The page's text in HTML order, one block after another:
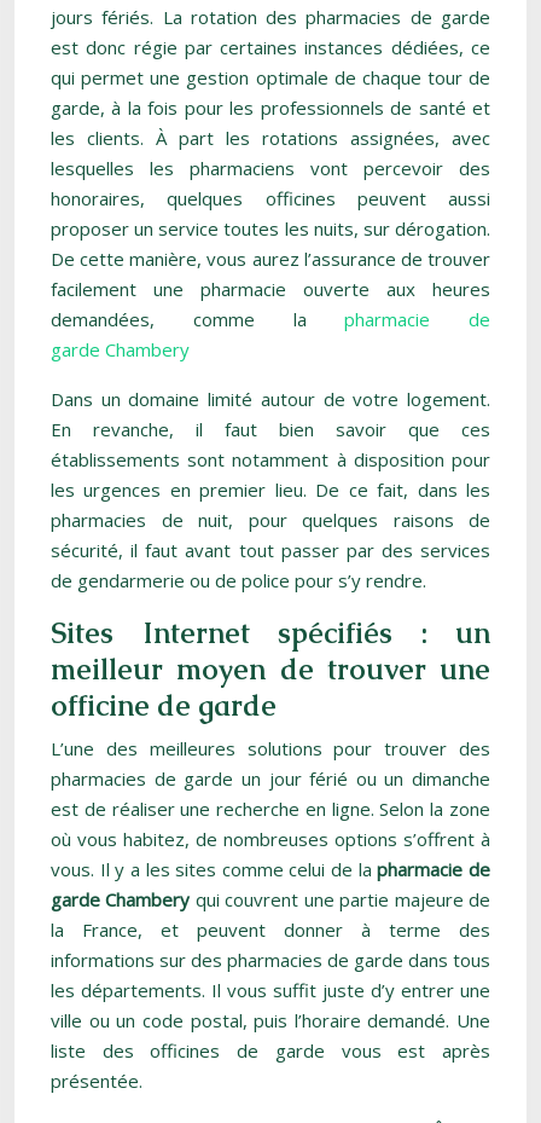
jours fériés. La rotation des pharmacies de garde
est donc régie par certaines instances dédiées, ce
qui permet une gestion optimale de chaque tour de
garde, à la fois pour les professionnels de santé et
les clients. À part les rotations assignées, avec
lesquelles les pharmaciens vont percevoir des
honoraires, quelques officines peuvent aussi
proposer un service toutes les nuits, sur dérogation.
De cette manière, vous aurez l’assurance de trouver
facilement une pharmacie ouverte aux heures
demandées, comme lapharmacie de
garde Chambery
Dans un domaine limité autour de votre logement.
En revanche, il faut bien savoir que ces
établissements sont notamment à disposition pour
les urgences en premier lieu. De ce fait, dans les
pharmacies de nuit, pour quelques raisons de
sécurité, il faut avant tout passer par des services
de gendarmerie ou de police pour s’y rendre.
Sites Internet spécifiés : un
meilleur moyen de trouver une
officine de garde
L’une des meilleures solutions pour trouver des
pharmacies de garde un jour férié ou un dimanche
est de réaliser une recherche en ligne. Selon la zone
où vous habitez, de nombreuses options s’offrent à
vous. Il y a les sites comme celui de lapharmacie de
garde Chamberyqui couvrent une partie majeure de
la France, et peuvent donner à terme des
informations sur des pharmacies de garde dans tous
les départements. Il vous suffit juste d’y entrer une
ville ou un code postal, puis l’horaire demandé. Une
liste des officines de garde vous est après
présentée.